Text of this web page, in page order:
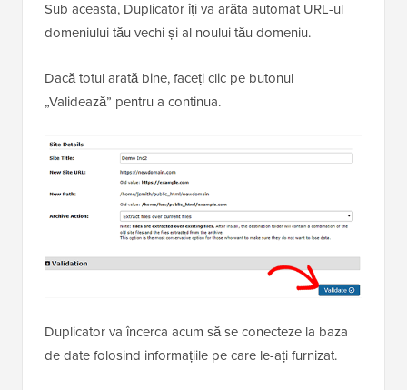
Sub aceasta, Duplicator îți va arăta automat URL-ul
domeniului tău vechi și al noului tău domeniu.
Dacă totul arată bine, faceți clic pe butonul
„Validează” pentru a continua.
Duplicator va încerca acum să se conecteze la baza
de date folosind informațiile pe care le-ați furnizat.